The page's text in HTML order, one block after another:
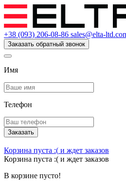
+38 (093) 206-08-86 sales@elta-
Заказать обратный звонок
Имя
Телефон
Заказать
Корзина пуста :( и ждет заказов
Корзина пуста :( и ждет заказов
В корзине пусто!